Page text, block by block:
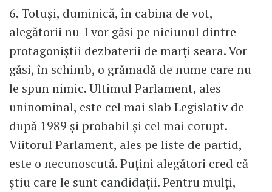
6. Totuși, duminică, în cabina de vot,
alegătorii nu-l vor găsi pe niciunul dintre
protagoniștii dezbaterii de marți seara. Vor
găsi, în schimb, o grămadă de nume care nu
le spun nimic. Ultimul Parlament, ales
uninominal, este cel mai slab Legislativ de
după 1989 și probabil și cel mai corupt.
Viitorul Parlament, ales pe liste de partid,
este o necunoscută. Puțini alegători cred că
știu care le sunt candidații. Pentru mulți,